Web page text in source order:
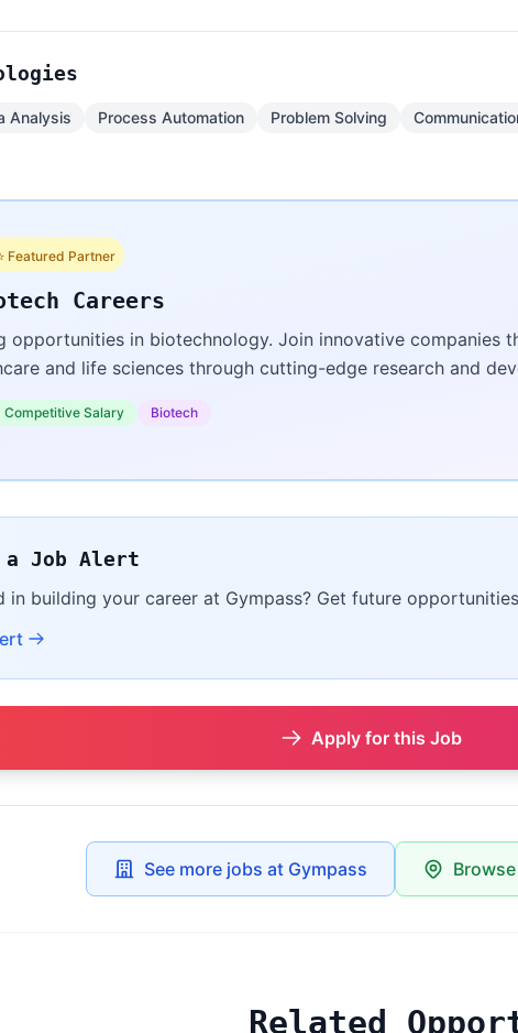
Analysis Process Automation Problem Solving
Featured Partner
Careers
opportunities in biotechnology. Join innovative companies
and life sciences through cutting-edge research and
Competitive Salary Biotech
a Job Alert
in building your career at Gympass? Get future
Apply for this Job
See more jobs at Gympass
Related